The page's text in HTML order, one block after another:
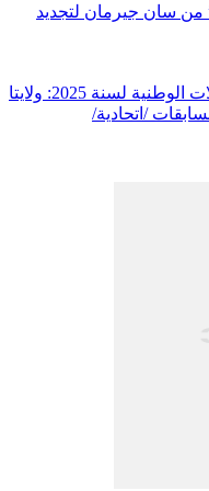
من سان جيرمان لتجديد
ألعاب القوى/ أماكن إجراء البطولات الوطنية لسنة 2025: ولايتا
/اتحادية/